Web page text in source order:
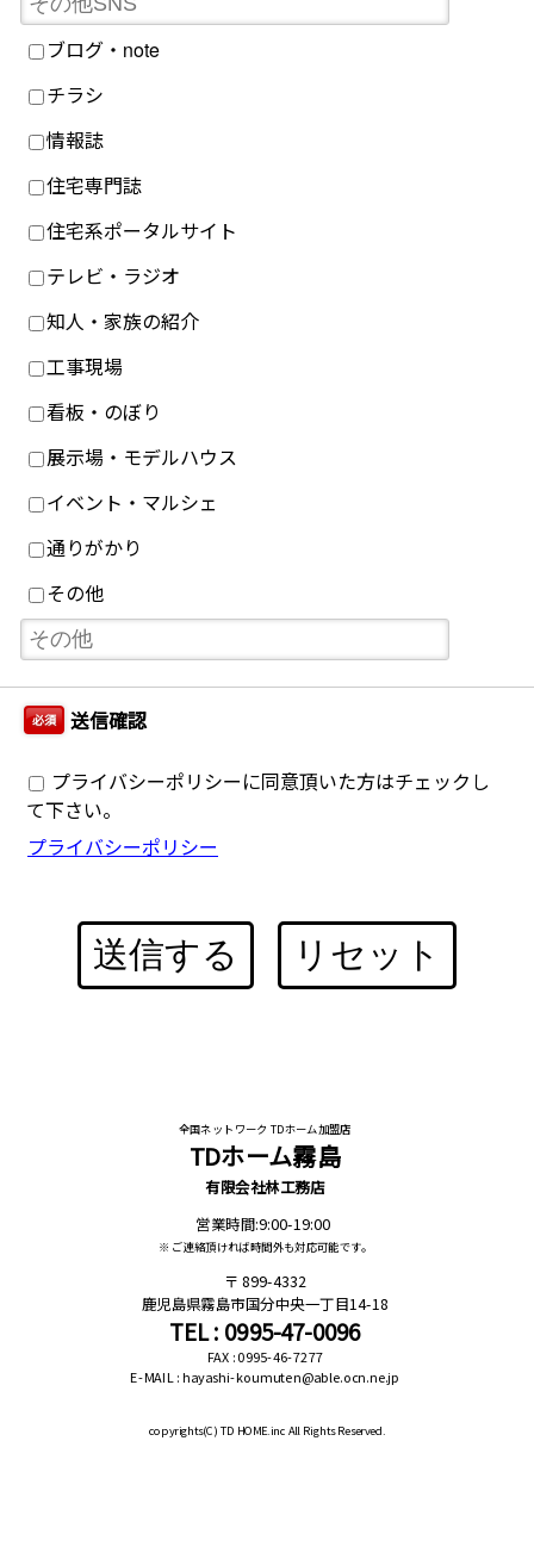
ブログ・note
チラシ
情報誌
住宅専門誌
住宅系ポータルサイト
テレビ・ラジオ
知人・家族の紹介
工事現場
看板・のぼり
展示場・モデルハウス
イベント・マルシェ
通りがかり
その他
必須 送信確認
プライバシーポリシーに同意頂いた方はチェックし
て下さい。
プライバシーポリシー
送信する リセット
全国ネットワーク TDホーム加盟店
TDホーム霧島
有限会社林工務店
営業時間:9:00-19:00
※ ご連絡頂ければ時間外も対応可能です。
899-4332
鹿児島県霧島市国分中央一丁目14-18
TEL : 0995-47-0096
FAX : 0995-46-7277
E-MAIL : hayashi-koumuten@able.ocn.ne.jp
copyrights(C) TD HOME.inc All Rights Reserved.